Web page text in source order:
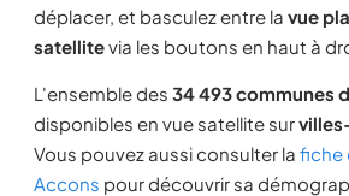
déplacer, et basculez entre la vue
satellitevia les boutons en haut à
L'ensemble des 34 493 communes
disponibles en vue satellite sur
Vous pouvez aussi consulter la fiche
Accons pour découvrir sa